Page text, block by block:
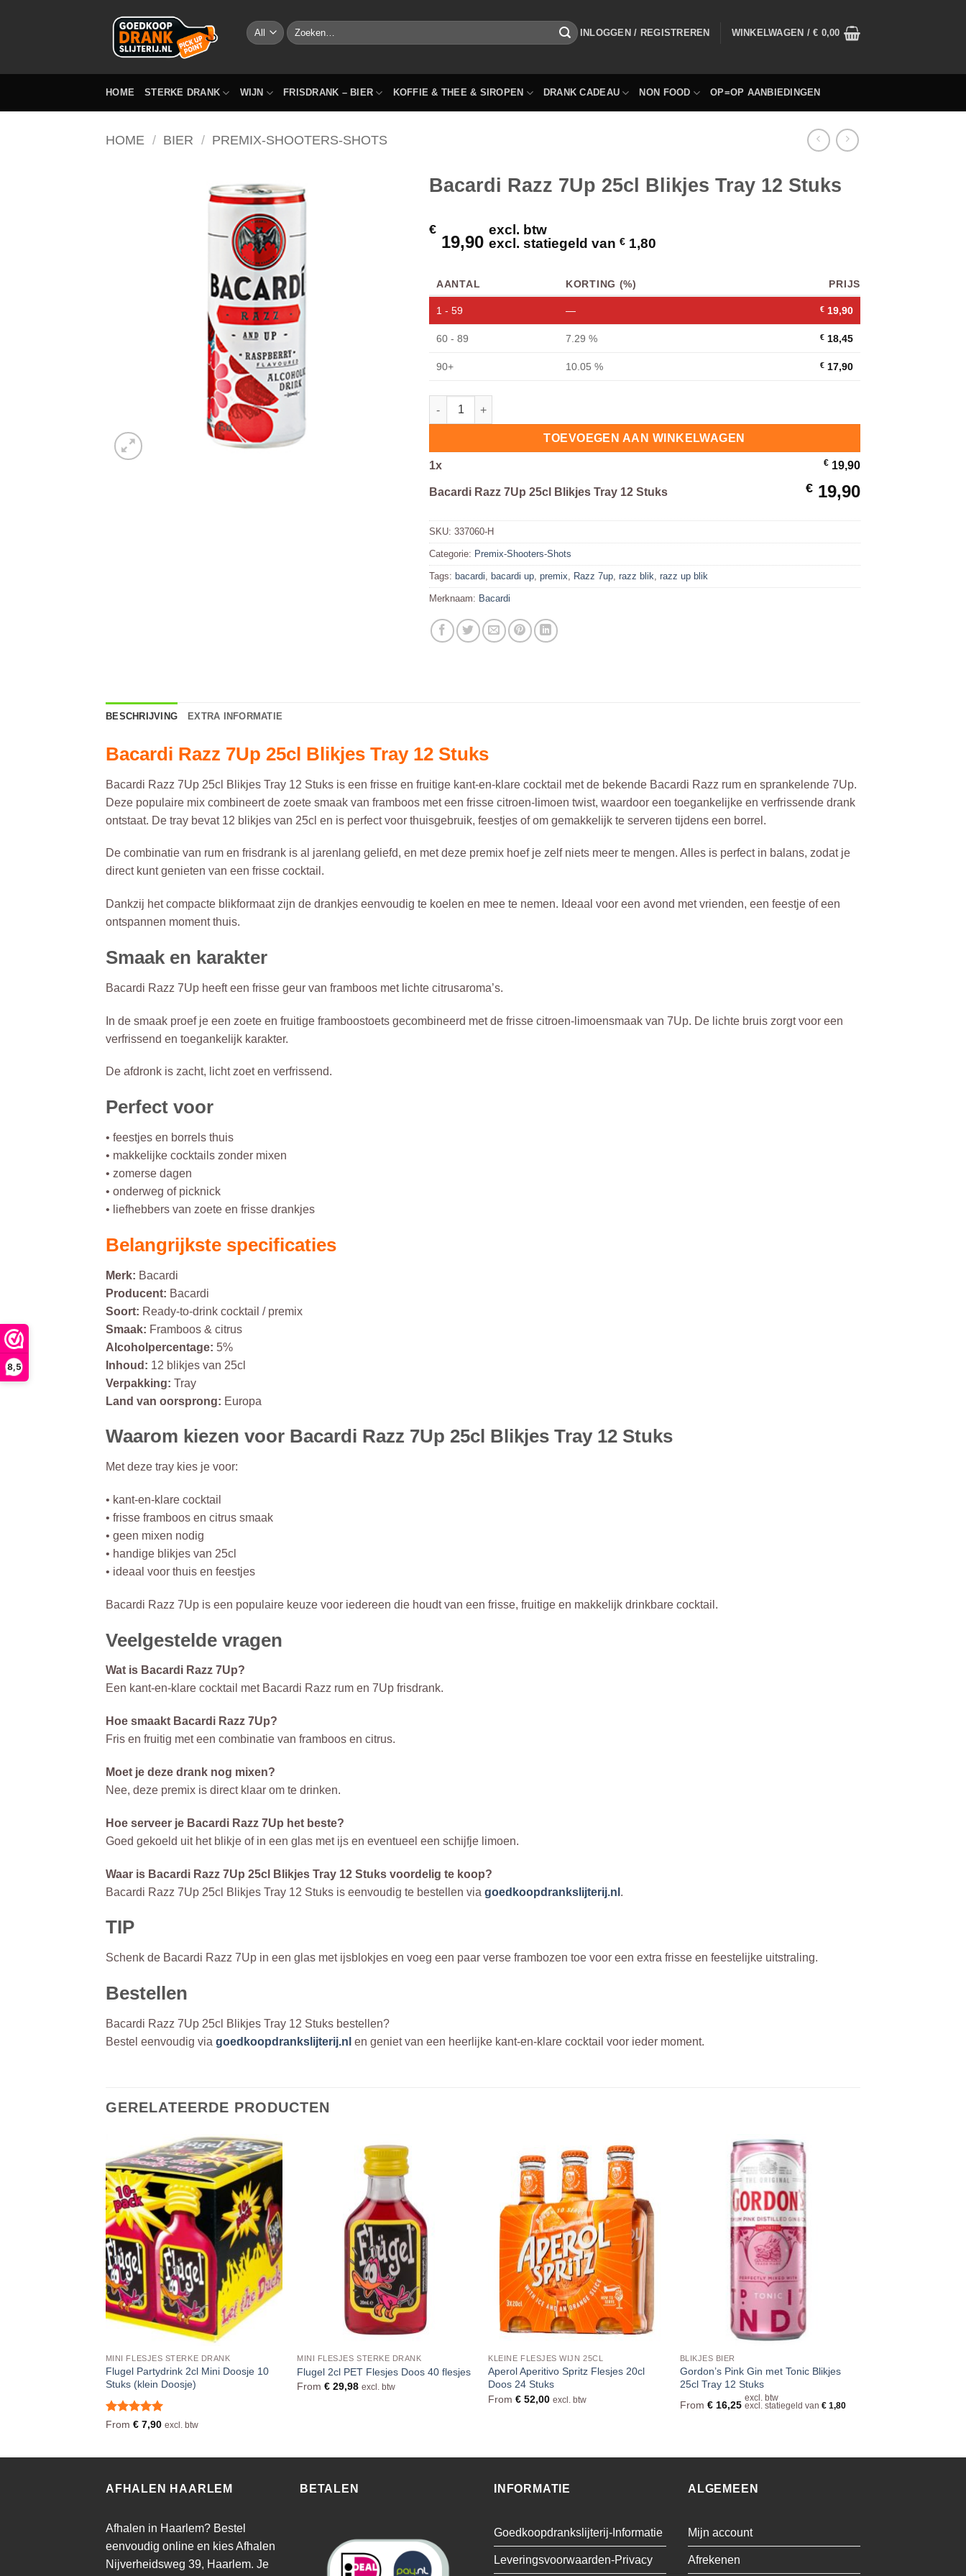
8,5
Zoeken
naar:
INLOGGEN / REGISTREREN WINKELWAGEN /€ 0,00
HOME STERKE DRANK WIJN FRISDRANK – BIER KOFFIE & THEE & SIROPEN DRANK CADEAU NON FOOD OP=OP AANBIEDINGEN
HOME / BIER / PREMIX-SHOOTERS-SHOTS
Bacardi Razz 7Up 25cl Blikjes Tray 12 Stuks
€
19,90
excl. btw
excl. statiegeld van € 1,80
AANTAL KORTING (%) PRIJS
1 - 59 — € 19,90
60 - 89 7.29 % € 18,45
90+ 10.05 % € 17,90
Bacardi Razz 7Up 25cl Blikjes Tray 12 Stuks hoeveelheid
TOEVOEGEN AAN WINKELWAGEN
1x € 19,90
Bacardi Razz 7Up 25cl Blikjes Tray 12 Stuks € 19,90
SKU: 337060-H
Categorie: Premix-Shooters-Shots
Tags: bacardi bacardi up premix Razz 7up razz blik razz up blik
Merknaam: Bacardi
BESCHRIJVING EXTRA INFORMATIE
Bacardi Razz 7Up 25cl Blikjes Tray 12 Stuks
Bacardi Razz 7Up 25cl Blikjes Tray 12 Stuks is een frisse en fruitige kant-en-klare cocktail met de bekende Bacardi Razz rum en sprankelende 7Up.
Deze populaire mix combineert de zoete smaak van framboos met een frisse citroen-limoen twist, waardoor een toegankelijke en verfrissende drank
ontstaat. De tray bevat 12 blikjes van 25cl en is perfect voor thuisgebruik, feestjes of om gemakkelijk te serveren tijdens een borrel.
De combinatie van rum en frisdrank is al jarenlang geliefd, en met deze premix hoef je zelf niets meer te mengen. Alles is perfect in balans, zodat je
direct kunt genieten van een frisse cocktail.
Dankzij het compacte blikformaat zijn de drankjes eenvoudig te koelen en mee te nemen. Ideaal voor een avond met vrienden, een feestje of een
ontspannen moment thuis.
Smaak en karakter
Bacardi Razz 7Up heeft een frisse geur van framboos met lichte citrusaroma’s.
In de smaak proef je een zoete en fruitige framboostoets gecombineerd met de frisse citroen-limoensmaak van 7Up. De lichte bruis zorgt voor een
verfrissend en toegankelijk karakter.
De afdronk is zacht, licht zoet en verfrissend.
Perfect voor
• feestjes en borrels thuis
• makkelijke cocktails zonder mixen
• zomerse dagen
• onderweg of picknick
• liefhebbers van zoete en frisse drankjes
Belangrijkste specificaties
Merk: Bacardi
Producent: Bacardi
Soort: Ready-to-drink cocktail / premix
Smaak: Framboos & citrus
Alcoholpercentage: 5%
Inhoud: 12 blikjes van 25cl
Verpakking: Tray
Land van oorsprong: Europa
Waarom kiezen voor Bacardi Razz 7Up 25cl Blikjes Tray 12 Stuks
Met deze tray kies je voor:
• kant-en-klare cocktail
• frisse framboos en citrus smaak
• geen mixen nodig
• handige blikjes van 25cl
• ideaal voor thuis en feestjes
Bacardi Razz 7Up is een populaire keuze voor iedereen die houdt van een frisse, fruitige en makkelijk drinkbare cocktail.
Veelgestelde vragen
Wat is Bacardi Razz 7Up?
Een kant-en-klare cocktail met Bacardi Razz rum en 7Up frisdrank.
Hoe smaakt Bacardi Razz 7Up?
Fris en fruitig met een combinatie van framboos en citrus.
Moet je deze drank nog mixen?
Nee, deze premix is direct klaar om te drinken.
Hoe serveer je Bacardi Razz 7Up het beste?
Goed gekoeld uit het blikje of in een glas met ijs en eventueel een schijfje limoen.
Waar is Bacardi Razz 7Up 25cl Blikjes Tray 12 Stuks voordelig te koop?
Bacardi Razz 7Up 25cl Blikjes Tray 12 Stuks is eenvoudig te bestellen via goedkoopdrankslijterij.nl .
TIP
Schenk de Bacardi Razz 7Up in een glas met ijsblokjes en voeg een paar verse frambozen toe voor een extra frisse en feestelijke uitstraling.
Bestellen
Bacardi Razz 7Up 25cl Blikjes Tray 12 Stuks bestellen?
Bestel eenvoudig via goedkoopdrankslijterij.nl en geniet van een heerlijke kant-en-klare cocktail voor ieder moment.
GERELATEERDE PRODUCTEN
MINI FLESJES STERKE DRANK
Flugel Partydrink 2cl Mini Doosje 10
Stuks (klein Doosje)
Waardering
From €7,90 excl. btw
MINI FLESJES STERKE DRANK
Flugel 2cl PET Flesjes Doos 40 flesjes
From€ 29,98 excl. btw
KLEINE FLESJES WIJN 25CL
Aperol Aperitivo Spritz Flesjes 20cl
Doos 24 Stuks
From€ 52,00 excl. btw
BLIKJES BIER
Gordon’s Pink Gin met Tonic Blikjes
25cl Tray 12 Stuks
From €16,25
excl. btw
excl. statiegeld van €1,80
AFHALEN HAARLEM
Afhalen in Haarlem? Bestel
eenvoudig online en kies Afhalen
Nijverheidsweg 39, Haarlem. Je
BETALEN INFORMATIE
Goedkoopdrankslijterij-Informatie
Leveringsvoorwaarden-Privacy
ALGEMEEN
Mijn account
Afrekenen